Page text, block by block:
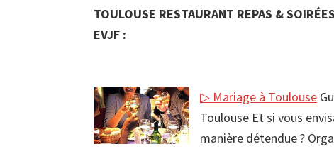
TOULOUSE RESTAURANT REPAS &
EVJF :
▷ Mariage à Toulouse
Toulouse Et si vous
manière détendue ?